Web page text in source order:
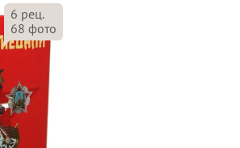
6 рец.
68 фото